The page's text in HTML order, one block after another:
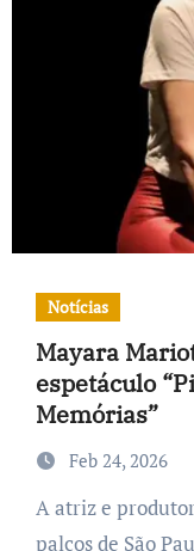
Notícias
​Mayara
espetáculo
Memórias”
Feb 24, 2026
A atriz e produtora Mayara Mariotto retorna aos
palcos de São